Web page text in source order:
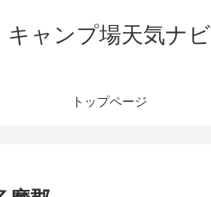
キャンプ場天気ナビ
トップページ